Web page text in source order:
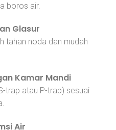
boros air.
Glasur
tahan noda dan mudah
Kamar Mandi
trap atau P-trap) sesuai
Air